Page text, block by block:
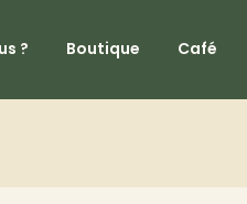
? Boutique Café